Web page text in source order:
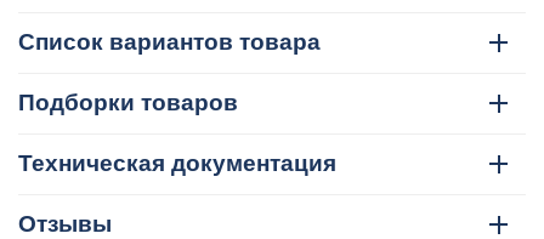
Список вариантов товара
Подборки товаров
Техническая документация
Отзывы